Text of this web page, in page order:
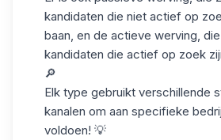
kandidaten die niet actief op
baan, en de actieve werving ,
kandidaten die actief op zoek
🔎
Elk type gebruikt verschillende
kanalen om aan specifieke
voldoen! 💡